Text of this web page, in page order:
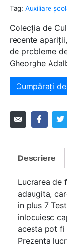
Tag: Auxiliare
Colecția de
recente
de probleme
Gheorghe
Cumpărați
Descriere
Lucrarea de
adaugita,
in plus 7
inlocuiesc
acesta pot fi
Prezenta